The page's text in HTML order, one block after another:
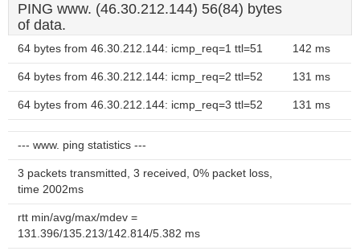
PING www. (46.30.212.144) 56(84) bytes
of data.
64 bytes from 46.30.212.144: icmp_req=1 ttl=51 142 ms
64 bytes from 46.30.212.144: icmp_req=2 ttl=52 131 ms
64 bytes from 46.30.212.144: icmp_req=3 ttl=52 131 ms
--- www. ping statistics ---
3 packets transmitted, 3 received, 0% packet loss,
time 2002ms
rtt min/avg/max/mdev =
131.396/135.213/142.814/5.382 ms